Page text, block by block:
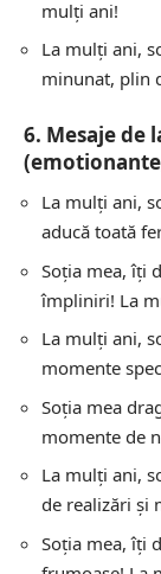
mulți ani!
La mulți ani,
minunat, plin
6. Mesaje de
La mulți ani,
aducă toată
Soția mea, îți
împliniri! La
La mulți ani,
momente
Soția mea
momente de
La mulți ani,
de realizări și
Soția mea, îți